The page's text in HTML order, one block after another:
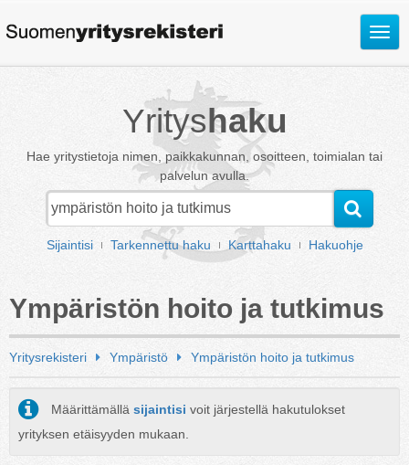
Avaa
Yrityshaku
Hae yritystietoja nimen, paikkakunnan, osoitteen, toimialan tai
palvelun avulla.
Sijaintisi Tarkennettu haku Karttahaku Hakuohje
Ympäristön hoito ja tutkimus
Yritysrekisteri Ympäristö Ympäristön hoito ja tutkimus
Määrittämällä sijaintisi voit järjestellä hakutulokset
yrityksen etäisyyden mukaan.